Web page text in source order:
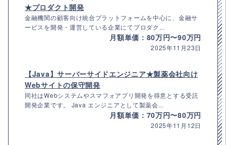
★プロダクト開発
金融機関の顧客向け統合プラットフォームを中心に、金融サ
ービスを開発・運営している企業にてプロダク...
月額単価：80万円〜90万円
2025年11月23日
【Java】サーバーサイドエンジニア★製薬会社向け
Webサイトの保守開発
同社はWebシステムやスマフォアプリ開発を得意とする受託
開発企業です。 Java エンジニアとして製薬会...
月額単価：70万円〜80万円
2025年11月12日